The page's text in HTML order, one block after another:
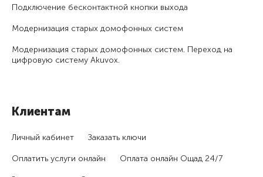
Подключение бесконтактной кнопки выхода
Модернизация старых домофонных систем
Модернизация старых домофонных систем. Переход на
цифровую систему Akuvox.
Клиентам
Личный кабинет Заказать ключи
Оплатить услуги онлайн Оплата онлайн Ощад 24/7